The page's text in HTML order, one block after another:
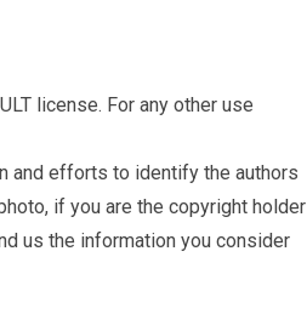
license. For any other use
and efforts to identify the authors
if you are the copyright holder
us the information you consider